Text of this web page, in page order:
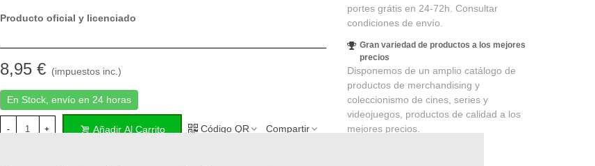
Producto oficial y licenciado
8,95 € (impuestos inc.)
En Stock, envío en 24 horas
- + Añadir Al Carrito Código QR Compartir
portes grátis en 24-72h. Consultar
condiciones de envío.
Gran variedad de productos a los mejores
precios
Disponemos de un amplio catálogo de
productos de merchandising y
coleccionismo de cines, series y
videojuegos, productos de calidad a los
mejores precios.